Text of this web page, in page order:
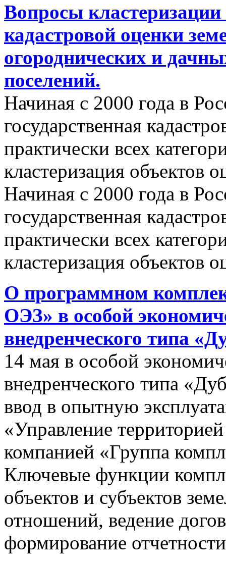
Вопросы кластеризации
кадастровой оценки
огороднических и
поселений.
Начиная с 2000 года в
государственная
практически всех
кластеризация объектов
Начиная с 2000 года в
государственная
практически всех
кластеризация объектов
О программном
ОЭЗ» в особой
внедренческого типа
14 мая в особой
внедренческого типа
ввод в опытную
«Управление
компанией «Группа
Ключевые функции
объектов и субъектов
отношений, ведение
формирование